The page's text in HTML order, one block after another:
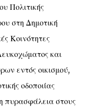
Πολιτικής
στη Δημοτική
Κοινότητες
και
εντός οικισμού,
οδοποιίας
πυρασφάλεια στους